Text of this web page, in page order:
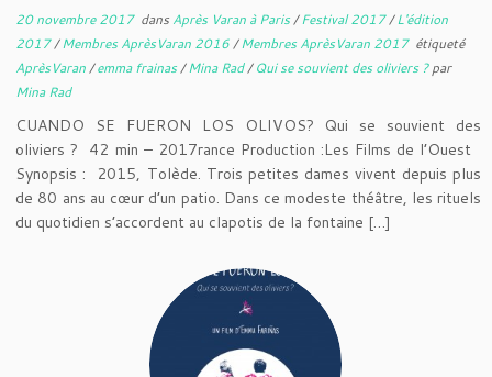
20 novembre 2017dans Après Varan à Paris/Festival 2017/L'édition
2017/Membres AprèsVaran 2016/Membres AprèsVaran 2017 étiqueté
AprèsVaran/emma frainas/Mina Rad/Qui se souvient des oliviers ?par
Mina Rad
CUANDO SE FUERON LOS OLIVOS? Qui se souvient des
oliviers ? 42 min – 2017rance Production :Les Films de l’Ouest
Synopsis : 2015, Tolède. Trois petites dames vivent depuis plus
de 80 ans au cœur d’un patio. Dans ce modeste théâtre, les rituels
du quotidien s’accordent au clapotis de la fontaine […]